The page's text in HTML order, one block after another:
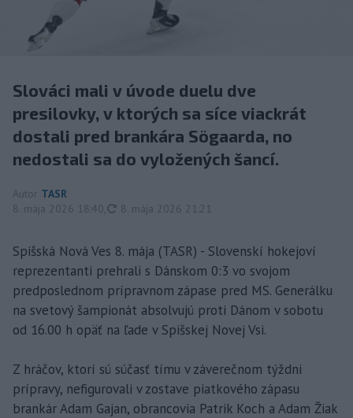
Slováci mali v úvode duelu dve
presilovky, v ktorých sa síce viackrát
dostali pred brankára Sögaarda, no
nedostali sa do vyložených šancí.
Autor TASR
8. mája 2026 18:40
aktualizované
8. mája 2026 21:21
Spišská Nová Ves 8. mája (TASR) - Slovenskí hokejoví
reprezentanti prehrali s Dánskom 0:3 vo svojom
predposlednom prípravnom zápase pred MS. Generálku
na svetový šampionát absolvujú proti Dánom v sobotu
od 16.00 h opäť na ľade v Spišskej Novej Vsi.
Z hráčov, ktorí sú súčasť tímu v záverečnom týždni
prípravy, nefigurovali v zostave piatkového zápasu
brankár Adam Gajan, obrancovia Patrik Koch a Adam Žiak